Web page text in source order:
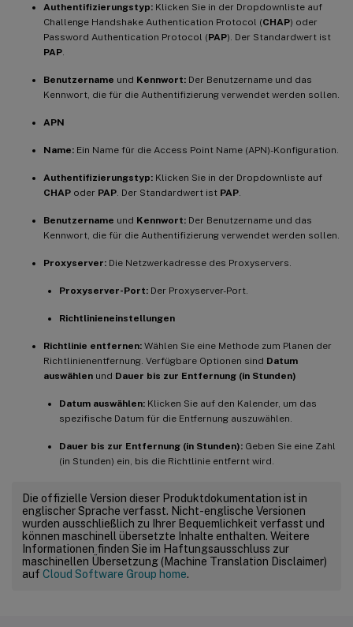
Authentifizierungstyp: Klicken Sie in der Dropdownliste auf
Challenge Handshake Authentication Protocol (CHAP) oder
Password Authentication Protocol (PAP). Der Standardwert ist
PAP
Benutzername und Kennwort: Der Benutzername und das
Kennwort, die für die Authentifizierung verwendet werden sollen.
APN
Name: Ein Name für die Access Point Name (APN)-Konfiguration.
Authentifizierungstyp: Klicken Sie in der Dropdownliste auf
CHAP oder PAP . Der Standardwert ist PAP
Benutzername und Kennwort: Der Benutzername und das
Kennwort, die für die Authentifizierung verwendet werden sollen.
Proxyserver: Die Netzwerkadresse des Proxyservers.
Proxyserver-Port: Der Proxyserver-Port.
Richtlinieneinstellungen
Richtlinie entfernen: Wählen Sie eine Methode zum Planen der
Richtlinienentfernung. Verfügbare Optionen sind Datum
auswählen und Dauer bis zur Entfernung (in Stunden)
Datum auswählen: Klicken Sie auf den Kalender, um das
spezifische Datum für die Entfernung auszuwählen.
Dauer bis zur Entfernung (in Stunden): Geben Sie eine Zahl
(in Stunden) ein, bis die Richtlinie entfernt wird.
Die offizielle Version dieser Produktdokumentation ist in
englischer Sprache verfasst. Nicht-englische Versionen
wurden ausschließlich zu Ihrer Bequemlichkeit verfasst und
können maschinell übersetzte Inhalte enthalten. Weitere
Informationen finden Sie im Haftungsausschluss zur
maschinellen Übersetzung (Machine Translation Disclaimer)
auf Cloud Software Group home.